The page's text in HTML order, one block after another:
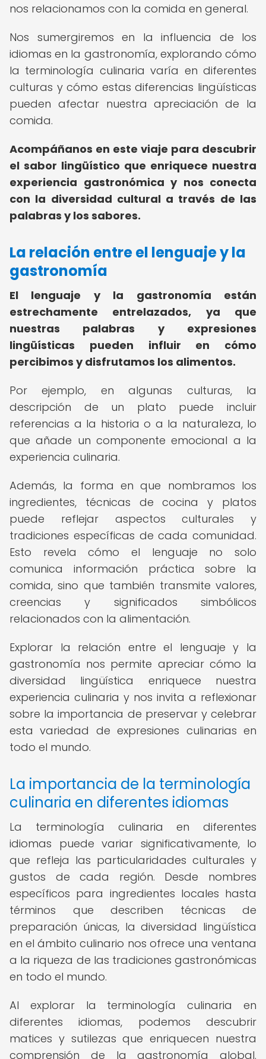
nos relacionamos con la comida en general.
Nos sumergiremos en la influencia de los
idiomas en la gastronomía, explorando cómo
la terminología culinaria varía en diferentes
culturas y cómo estas diferencias lingüísticas
pueden afectar nuestra apreciación de la
comida.
Acompáñanos en este viaje para descubrir
el sabor lingüístico que enriquece nuestra
experiencia gastronómica y nos conecta
con la diversidad cultural a través de las
palabras y los sabores.
La relación entre el lenguaje y la
gastronomía
El lenguaje y la gastronomía están
estrechamente entrelazados, ya que
nuestras palabras y expresiones
lingüísticas pueden influir en cómo
percibimos y disfrutamos los alimentos.
Por ejemplo, en algunas culturas, la
descripción de un plato puede incluir
referencias a la historia o a la naturaleza, lo
que añade un componente emocional a la
experiencia culinaria.
Además, la forma en que nombramos los
ingredientes, técnicas de cocina y platos
puede reflejar aspectos culturales y
tradiciones específicas de cada comunidad.
Esto revela cómo el lenguaje no solo
comunica información práctica sobre la
comida, sino que también transmite valores,
creencias y significados simbólicos
relacionados con la alimentación.
Explorar la relación entre el lenguaje y la
gastronomía nos permite apreciar cómo la
diversidad lingüística enriquece nuestra
experiencia culinaria y nos invita a reflexionar
sobre la importancia de preservar y celebrar
esta variedad de expresiones culinarias en
todo el mundo.
La importancia de la terminología
culinaria en diferentes idiomas
La terminología culinaria en diferentes
idiomas puede variar significativamente, lo
que refleja las particularidades culturales y
gustos de cada región. Desde nombres
específicos para ingredientes locales hasta
términos que describen técnicas de
preparación únicas, la diversidad lingüística
en el ámbito culinario nos ofrece una ventana
a la riqueza de las tradiciones gastronómicas
en todo el mundo.
Al explorar la terminología culinaria en
diferentes idiomas, podemos descubrir
matices y sutilezas que enriquecen nuestra
comprensión de la gastronomía global.